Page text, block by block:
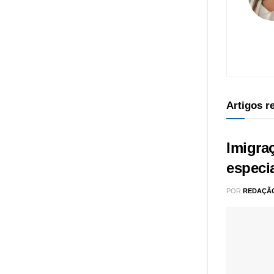
Artigos
POR